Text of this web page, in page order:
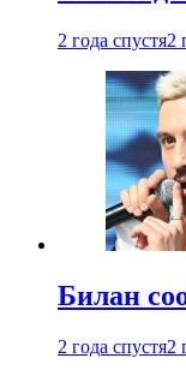
2 года спустя2
Билан
2 года спустя2